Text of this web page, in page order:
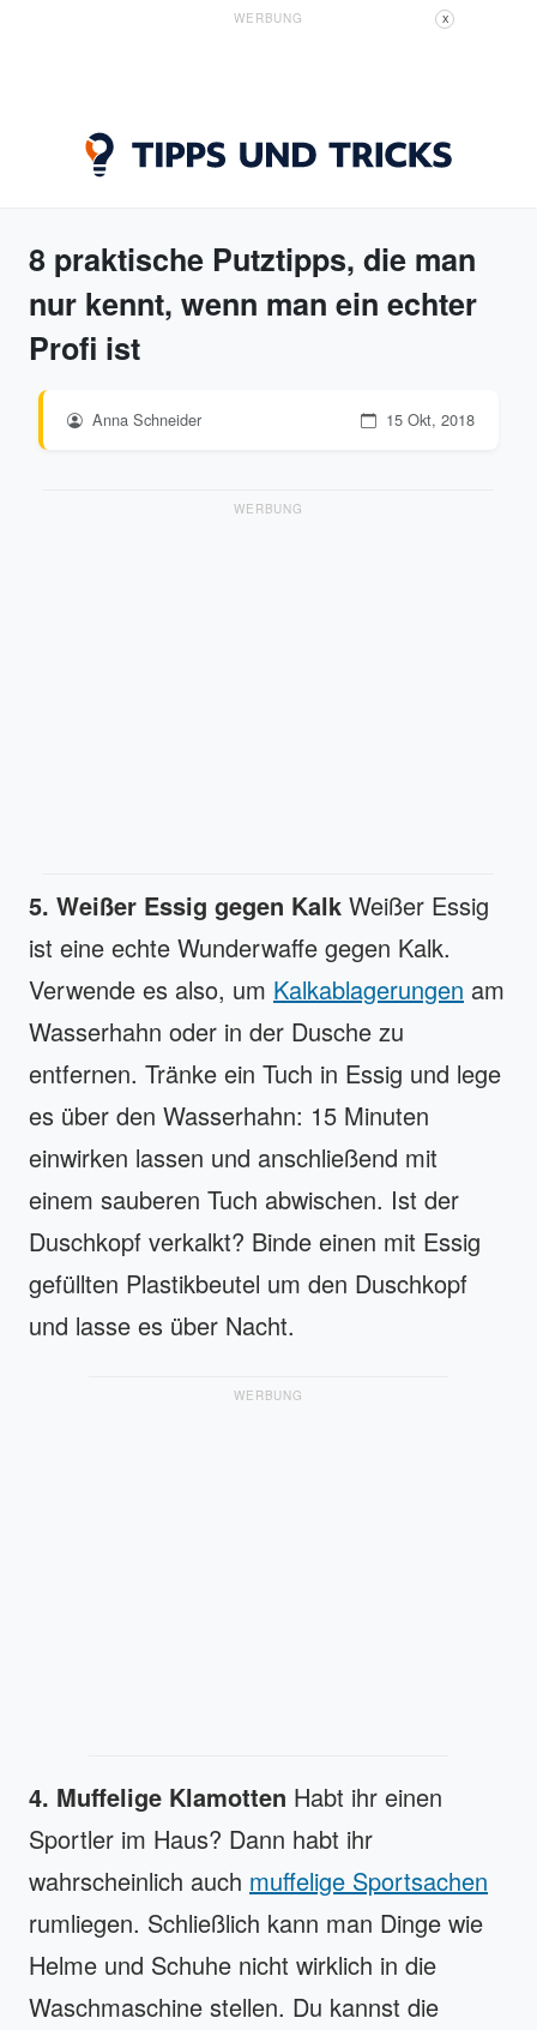
WERBUNG X
8 praktische Putztipps, die man
nur kennt, wenn man ein echter
Profi ist
Anna Schneider 15 Okt, 2018
WERBUNG
5. Weißer Essig gegen Kalk Weißer Essig
ist eine echte Wunderwaffe gegen Kalk.
Verwende es also, um Kalkablagerungen am
Wasserhahn oder in der Dusche zu
entfernen. Tränke ein Tuch in Essig und lege
es über den Wasserhahn: 15 Minuten
einwirken lassen und anschließend mit
einem sauberen Tuch abwischen. Ist der
Duschkopf verkalkt? Binde einen mit Essig
gefüllten Plastikbeutel um den Duschkopf
und lasse es über Nacht.
WERBUNG
4. Muffelige Klamotten Habt ihr einen
Sportler im Haus? Dann habt ihr
wahrscheinlich auch muffelige Sportsachen
rumliegen. Schließlich kann man Dinge wie
Helme und Schuhe nicht wirklich in die
Waschmaschine stellen. Du kannst die